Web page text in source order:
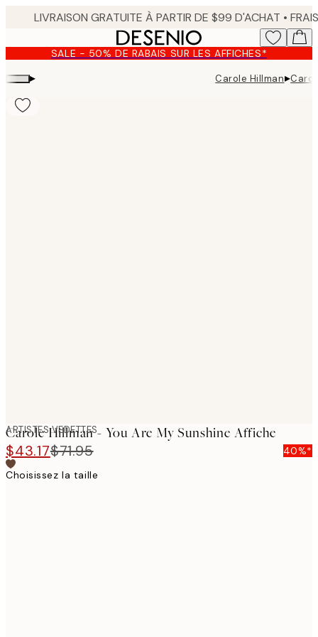
content.SALE - 50% DE RABAIS SUR LES AFFICHES*
▸ Carole Hillman▸
ARTISTES VEDETTES
Carole Hillman - You Are My Sunshine Affiche
$43.17$71.95
40%*
Choisissez la taille